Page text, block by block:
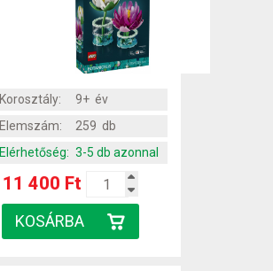
Korosztály:
9+ év
Elemszám:
259 db
Elérhetőség: 3-5 db azonnal
11 400 Ft